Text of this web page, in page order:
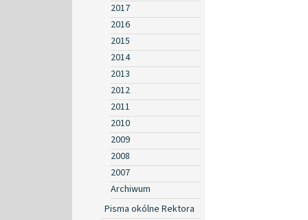
2017
2016
2015
2014
2013
2012
2011
2010
2009
2008
2007
Archiwum
Pisma okólne Rektora